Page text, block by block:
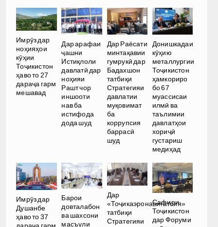
Имрӯз дар
ноҳияҳои
кӯҳии
Тоҷикистон
ҳаво то 27
дараҷа гарм
мешавад
Дар арафаи
ҷашни
Истиқлоли
давлатӣ дар
ноҳияи
Рашт чор
иншооти
нав ба
истифода
дода шуд
Дар Раёсати
минтақавии
гумрукӣ дар
Бадахшон
татбиқи
Стратегияи
давлатии
муқовимат
ба
коррупсия
баррасӣ
шуд
Донишкадаи
кӯҳию
металлургии
Тоҷикистон
ҳамкориро
бо 67
муассисаи
илмӣ ва
таълимии
давлатҳои
хориҷӣ
густариш
медиҳад
Имрӯз дар
Душанбе
ҳаво то 37
дараҷа гарм
Барои
довталабон
ва шахсони
масъули
Дар
«Тоҷикаэронавигатсия»
татбиқи
Стратегияи
Сафири
Тоҷикистон
дар Форуми